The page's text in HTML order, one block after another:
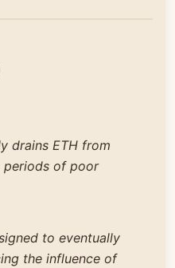
drains ETH from
of poor
to eventually
the influence of